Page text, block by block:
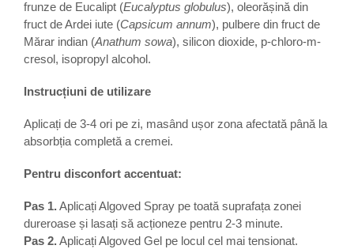
frunze de Eucalipt (Eucalyptus globulus), oleorășină din
fruct de Ardei iute (Capsicum annum), pulbere din fruct de
Mărar indian (Anathum sowa), silicon dioxide, p-chloro-m-
cresol, isopropyl alcohol.
Instrucțiuni de utilizare
Aplicați de 3-4 ori pe zi, masând ușor zona afectată până la
absorbția completă a cremei.
Pentru disconfort accentuat:
Pas 1. Aplicați Algoved Spray pe toată suprafața zonei
dureroase și lasați să acționeze pentru 2-3 minute.
Pas 2. Aplicați Algoved Gel pe locul cel mai tensionat.